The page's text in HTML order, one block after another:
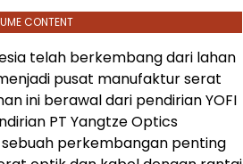
CONTENT
telah berkembang dari lahan
pusat manufaktur serat
ini berawal dari pendirian YOFI
PT Yangtze Optics
sebuah perkembangan penting